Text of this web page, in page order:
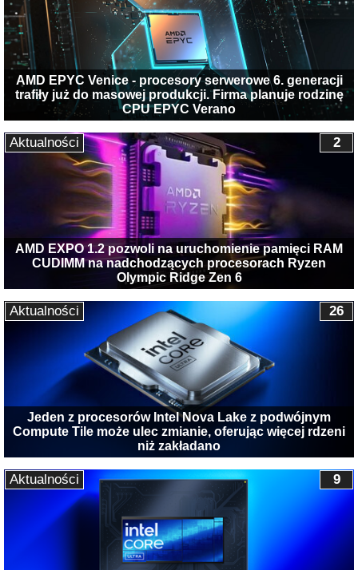
AMD EPYC Venice - procesory serwerowe 6. generacji
trafiły już do masowej produkcji. Firma planuje rodzinę
CPU EPYC Verano
AMD EXPO 1.2 pozwoli na uruchomienie pamięci RAM
CUDIMM na nadchodzących procesorach Ryzen
Olympic Ridge Zen 6
2
Aktualności
Jeden z procesorów Intel Nova Lake z podwójnym
Compute Tile może ulec zmianie, oferując więcej rdzeni
niż zakładano
26
Aktualności
9
Aktualności